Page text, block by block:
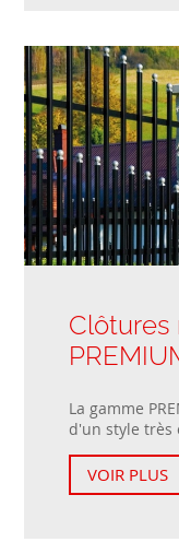
Clôtures
La gamme
d'un style très
VOIR PLUS